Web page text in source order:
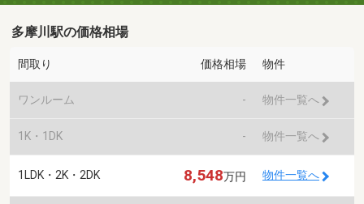
多摩川駅の価格相場
間取り 価格相場 物件
ワンルーム - 物件一覧へ
1K・1DK - 物件一覧へ
1LDK・2K・2DK 8,548万円 物件一覧へ